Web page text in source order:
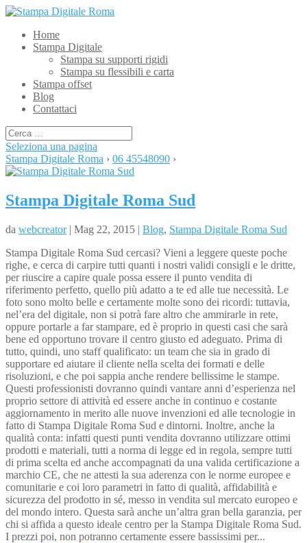
Home
Stampa Digitale
Stampa su supporti rigidi
Stampa su flessibili e carta
Stampa offset
Blog
Contattaci
Seleziona una pagina
Stampa Digitale Roma › 06 45548090 ›
Stampa Digitale Roma Sud
da webcreator| Mag 22, 2015 | Blog, Stampa Digitale Roma Sud
Stampa Digitale Roma Sud cercasi? Vieni a leggere queste poche
righe, e cerca di carpire tutti quanti i nostri validi consigli e le dritte,
per riuscire a capire quale possa essere il punto vendita di
riferimento perfetto, quello più adatto a te ed alle tue necessità. Le
foto sono molto belle e certamente molte sono dei ricordi: tuttavia,
nel’era del digitale, non si potrà fare altro che ammirarle in rete,
oppure portarle a far stampare, ed è proprio in questi casi che sarà
bene ed opportuno trovare il centro giusto ed adeguato. Prima di
tutto, quindi, uno staff qualificato: un team che sia in grado di
supportare ed aiutare il cliente nella scelta dei formati e delle
risoluzioni, e che poi sappia anche rendere bellissime le stampe.
Questi professionisti dovranno quindi vantare anni d’esperienza nel
proprio settore di attività ed essere anche in continuo e costante
aggiornamento in merito alle nuove invenzioni ed alle tecnologie in
fatto di Stampa Digitale Roma Sud e dintorni. Inoltre, anche la
qualità conta: infatti questi punti vendita dovranno utilizzare ottimi
prodotti e materiali, tutti a norma di legge ed in regola, sempre tutti
di prima scelta ed anche accompagnati da una valida certificazione a
marchio CE, che ne attesti la sua aderenza con le norme europee e
comunitarie e coi loro parametri in fatto di qualità, affidabilità e
sicurezza del prodotto in sé, messo in vendita sul mercato europeo e
del mondo intero. Questa sarà anche un’altra gran bella garanzia, per
chi si affida a questo ideale centro per la Stampa Digitale Roma Sud.
I prezzi poi, non potranno certamente essere bassissimi per...